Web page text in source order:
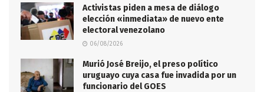
Activistas piden a mesa de diálogo
elección «inmediata» de nuevo ente
electoral venezolano
06/08/2026
Murió José Breijo, el preso político
uruguayo cuya casa fue invadida por un
funcionario del GOES